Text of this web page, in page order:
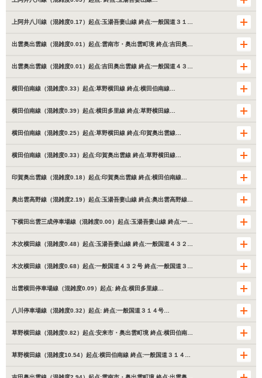
上阿井八川線（混雑度0.17）起点:玉湯吾妻山線 終点:一般国道３１…
出雲奥出雲線（混雑度0.01）起点:雲南市・奥出雲町境 終点:吉田奥…
出雲奥出雲線（混雑度0.01）起点:吉田奥出雲線 終点:一般国道４３…
横田伯南線（混雑度0.33）起点:草野横田線 終点:横田伯南線…
横田伯南線（混雑度0.39）起点:横田多里線 終点:草野横田線…
横田伯南線（混雑度0.25）起点:草野横田線 終点:印賀奥出雲線…
横田伯南線（混雑度0.33）起点:印賀奥出雲線 終点:草野横田線…
印賀奥出雲線（混雑度0.18）起点:印賀奥出雲線 終点:横田伯南線…
奥出雲高野線（混雑度2.19）起点:玉湯吾妻山線 終点:奥出雲高野線…
下横田出雲三成停車場線（混雑度0.00）起点:玉湯吾妻山線 終点:一…
木次横田線（混雑度0.48）起点:玉湯吾妻山線 終点:一般国道４３２…
木次横田線（混雑度0.68）起点:一般国道４３２号 終点:一般国道３…
出雲横田停車場線（混雑度0.09）起点: 終点:横田多里線…
八川停車場線（混雑度0.32）起点: 終点:一般国道３１４号…
草野横田線（混雑度0.82）起点:安来市・奥出雲町境 終点:横田伯南…
草野横田線（混雑度10.54）起点:横田伯南線 終点:一般国道３１４…